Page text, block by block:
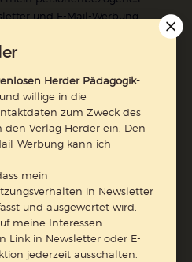
und E-Mail-Werbung
Über einen Link in
finden Sie in unseren
Jetzt anmelden
Herder Pädagogik-
und willige in die
zum Zweck des
den Verlag Herder ein. Den
Werbung kann ich
mein
in Newsletter
und ausgewertet wird,
meine Interessen
Link in Newsletter oder E-
jederzeit ausschalten.